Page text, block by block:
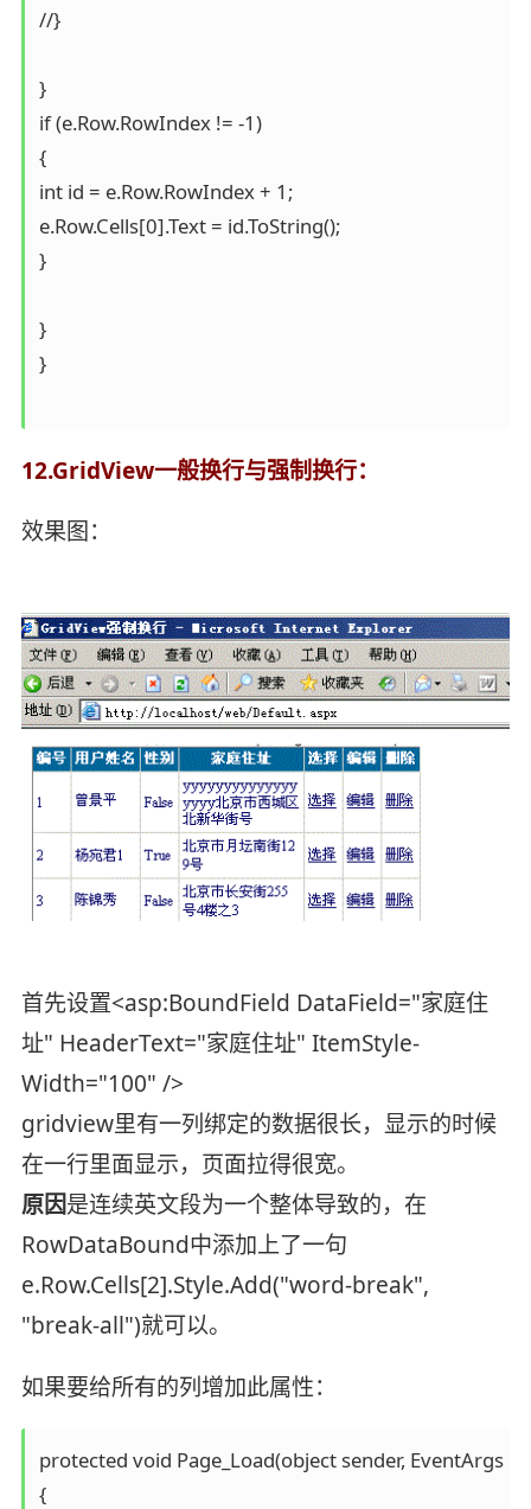
//}
}
if (e.Row.RowIndex != -1)
{
int id = e.Row.RowIndex + 1;
e.Row.Cells[0].Text = id.ToString();
}
}
}
12.GridView一般换行与强制换行：
效果图：
首先设置<asp:BoundField DataField="家庭住
址" HeaderText="家庭住址" ItemStyle-
Width="100" />
gridview里有一列绑定的数据很长，显示的时候
在一行里面显示，页面拉得很宽。
原因是连续英文段为一个整体导致的，在
RowDataBound中添加上了一句
e.Row.Cells[2].Style.Add("word-break",
"break-all")就可以。
如果要给所有的列增加此属性：
protected void Page_Load(object sender, EventArgs e)
{